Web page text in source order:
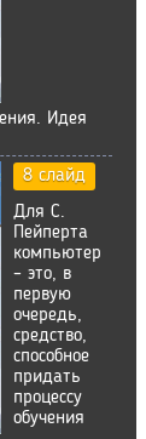
Идея
8 слайд
Для С.
Пейперта
компьютер
– это, в
первую
очередь,
средство,
способное
придать
процессу
обучения